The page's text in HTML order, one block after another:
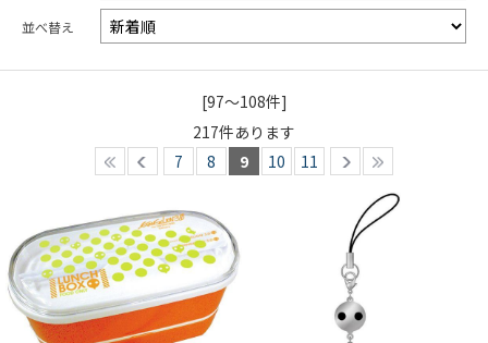
並べ替え
[97～108件]
217件あります
7
8 9 10 11